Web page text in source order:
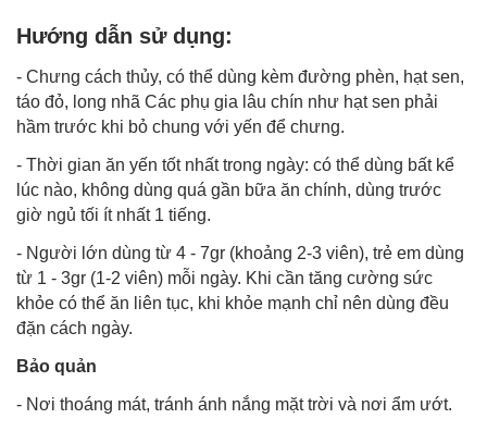
Hướng dẫn sử dụng:
- Chưng cách thủy, có thể dùng kèm đường phèn, hạt sen,
táo đỏ, long nhã Các phụ gia lâu chín như hạt sen phải
hầm trước khi bỏ chung với yến để chưng.
- Thời gian ăn yến tốt nhất trong ngày: có thể dùng bất kể
lúc nào, không dùng quá gần bữa ăn chính, dùng trước
giờ ngủ tối ít nhất 1 tiếng.
- Người lớn dùng từ 4 - 7gr (khoảng 2-3 viên), trẻ em dùng
từ 1 - 3gr (1-2 viên) mỗi ngày. Khi cần tăng cường sức
khỏe có thể ăn liên tục, khi khỏe mạnh chỉ nên dùng đều
đặn cách ngày.
Bảo quản
- Nơi thoáng mát, tránh ánh nắng mặt trời và nơi ẩm ướt.